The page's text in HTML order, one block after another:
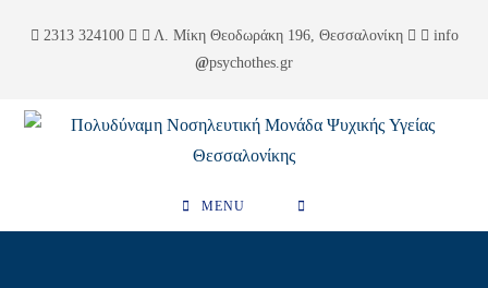
περιεχόμενο
2313 324100 Λ. Μίκη Θεοδωράκη 196, Θεσσαλονίκη
info
psychothes.gr
MENU